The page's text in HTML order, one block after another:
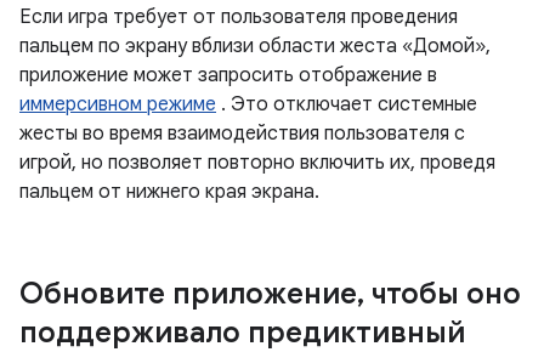
Если игра требует от пользователя проведения
пальцем по экрану вблизи области жеста «Домой»,
приложение может запросить отображение в
иммерсивном режиме . Это отключает системные
жесты во время взаимодействия пользователя с
игрой, но позволяет повторно включить их, проведя
пальцем от нижнего края экрана.
Обновите приложение, чтобы оно
поддерживало предиктивный